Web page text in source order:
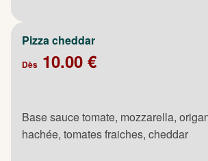
Pizza cheddar
Dès 10.00 €
Base sauce tomate, mozzarella,
hachée, tomates fraiches, cheddar